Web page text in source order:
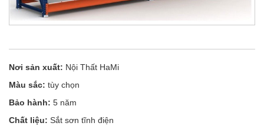
Nơi sản xuất: Nội Thất HaMi
Màu sắc: tùy chọn
Bảo hành: 5 năm
Chất liệu: Sắt sơn tĩnh điện